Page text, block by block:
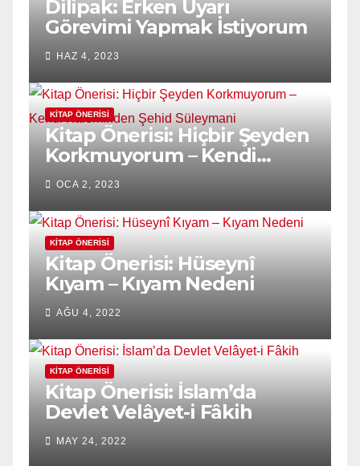
Dilipak: Erken Uyarı
Görevimi Yapmak İstiyorum
HAZ 4, 2023
KITAP ÖNERISI
Kitap Önerisi: Hiçbir Şeyden
Korkmuyorum – Kendi
Kaleminden Şehid
Süleymani
OCA 2, 2023
KITAP ÖNERISI
Kitap Önerisi: Hüseynî
Kıyam – Kıyam Nedeni
AĞU 4, 2022
KITAP ÖNERISI
Kitap Önerisi: İslam’da
Devlet Velâyet-i Fâkih
MAY 24, 2022